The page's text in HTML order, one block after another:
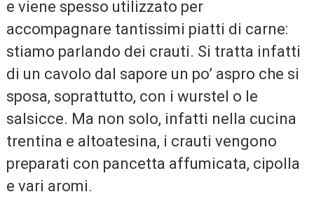
e viene spesso utilizzato per
accompagnare tantissimi piatti di carne:
stiamo parlando dei crauti. Si tratta infatti
di un cavolo dal sapore un po’ aspro che si
sposa, soprattutto, con i wurstel o le
salsicce. Ma non solo, infatti nella cucina
trentina e altoatesina, i crauti vengono
preparati con pancetta affumicata, cipolla
e vari aromi.